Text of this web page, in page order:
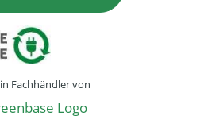
Fachhändler von